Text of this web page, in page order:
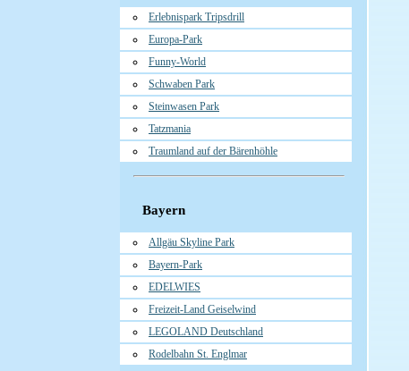
Erlebnispark Tripsdrill
Europa-Park
Funny-World
Schwaben Park
Steinwasen Park
Tatzmania
Traumland auf der Bärenhöhle
Bayern
Allgäu Skyline Park
Bayern-Park
EDELWIES
Freizeit-Land Geiselwind
LEGOLAND Deutschland
Rodelbahn St. Englmar